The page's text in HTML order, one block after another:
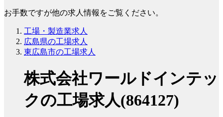
お手数ですが他の求人情報をご覧ください。
工場・製造業求人
広島県の工場求人
東広島市の工場求人
株式会社ワールドインテッ
クの工場求人(864127)